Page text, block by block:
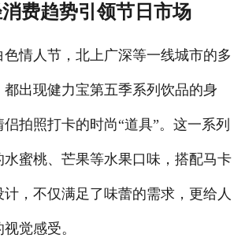
设备展示
疏通常识
客户留言
费趋势引领节日市场
人节，北上广深等一线城市的多
都出现健力宝第五季系列饮品的身
拍照打卡的时尚“道具”。这一系列
蜜桃、芒果等水果口味，搭配马卡
，不仅满足了味蕾的需求，更给人
觉感受。